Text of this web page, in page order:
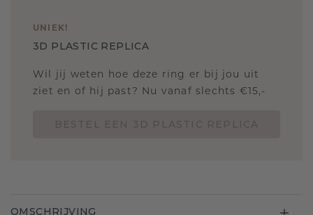
UNIEK!
3D PLASTIC REPLICA
Wil jij weten hoe deze ring er bij jou uit
ziet en of hij past? Nu vanaf slechts €15,-
OMSCHRIJVING